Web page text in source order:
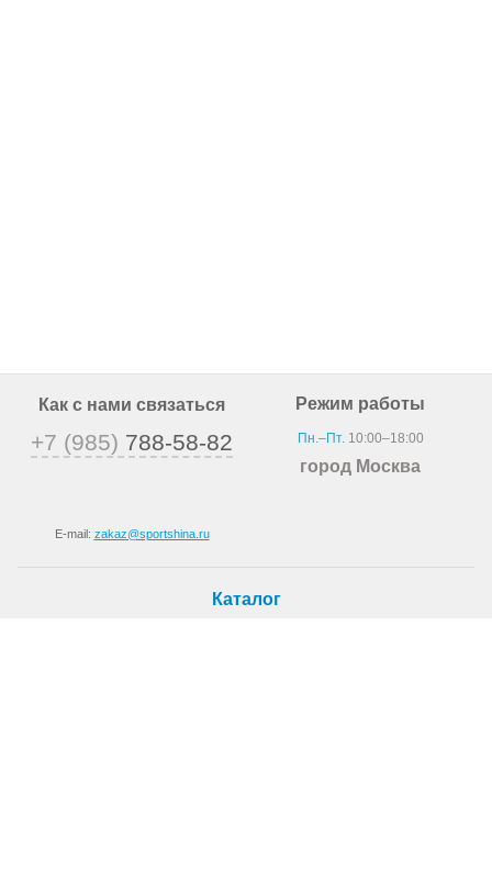
Как с нами связаться
+7 (985) 788-58-82
E-mail: zakaz@sportshina.ru
Режим работы
Пн.–Пт.10:00–18:00
город Москва
Каталог